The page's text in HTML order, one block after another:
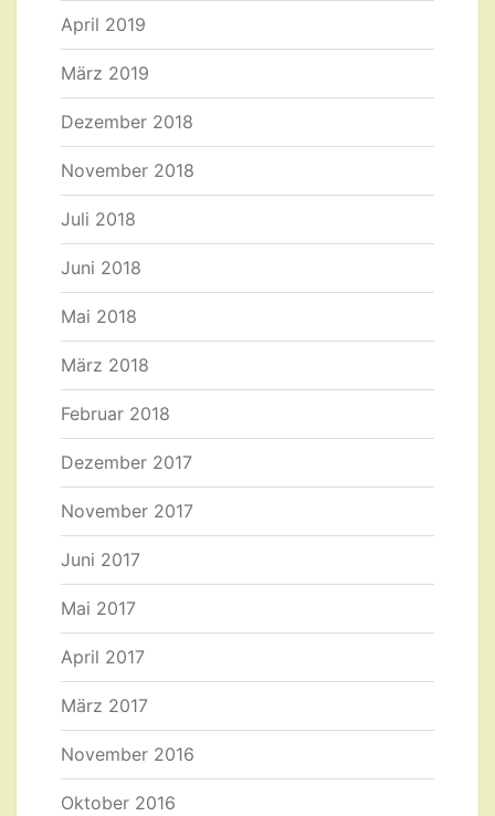
April 2019
März 2019
Dezember 2018
November 2018
Juli 2018
Juni 2018
Mai 2018
März 2018
Februar 2018
Dezember 2017
November 2017
Juni 2017
Mai 2017
April 2017
März 2017
November 2016
Oktober 2016